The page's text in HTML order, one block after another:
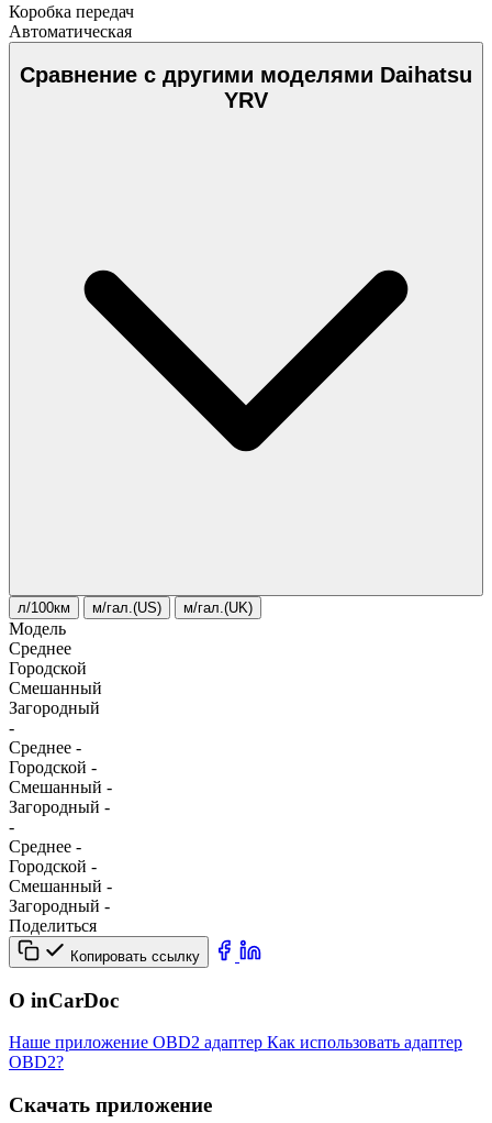
Коробка передач
Автоматическая
Сравнение с другими моделями Daihatsu
YRV
л/100км м/гал.(US) м/гал.(UK)
Модель
Среднее
Городской
Смешанный
Загородный
-
Среднее -
Городской -
Смешанный -
Загородный -
-
Среднее -
Городской -
Смешанный -
Загородный -
Поделиться
Копировать ссылку
О inCarDoc
Наше приложение OBD2 адаптер Как использовать адаптер
OBD2?
Скачать приложение